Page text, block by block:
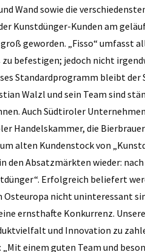
Wand sowie die
Kunstdünger-Kunden am
geworden. „Fisso“ umfasst
zu befestigen; jedoch nicht
Standardprogramm bleibt
Walzl und sein Team sind
Auch Südtiroler
Handelskammer, die
alten Kundenstock von
den Absatzmärkten wieder:
Erfolgreich beliefert
Osteuropa nicht uninteressant
ernsthafte Konkurrenz.
und Innovation zu
einem guten Team und